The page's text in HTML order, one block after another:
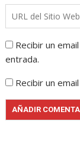
Recibir un
entrada.
Recibir un